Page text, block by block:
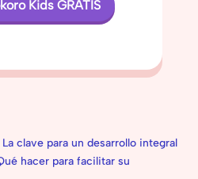
Kids GRATIS
clave para un desarrollo integral
hacer para facilitar su